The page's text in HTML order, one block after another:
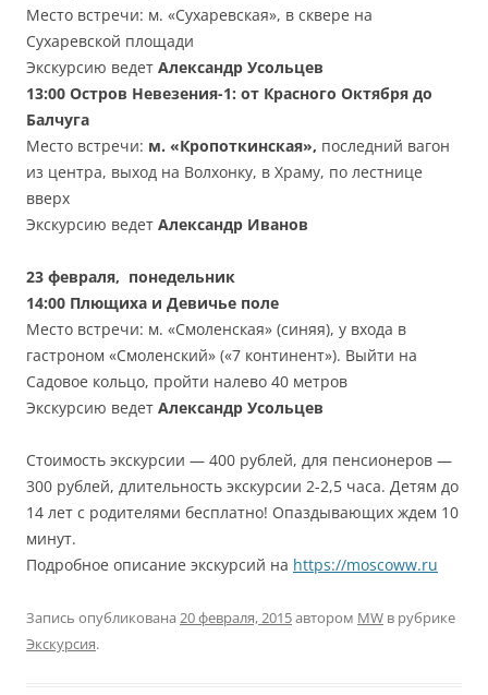
Место встречи: м. «Сухаревская», в сквере на
Сухаревской площади
Экскурсию ведет Александр Усольцев
13:00 Остров Невезения-1: от Красного Октября до
Балчуга
Место встречи: м. «Кропоткинская», последний вагон
из центра, выход на Волхонку, в Храму, по лестнице
вверх
Экскурсию ведет Александр Иванов
23 февраля, понедельник
14:00 Плющиха и Девичье поле
Место встречи: м. «Смоленская» (синяя), у входа в
гастроном «Смоленский» («7 континент»). Выйти на
Садовое кольцо, пройти налево 40 метров
Экскурсию ведет Александр Усольцев
Стоимость экскурсии — 400 рублей, для пенсионеров —
300 рублей, длительность экскурсии 2-2,5 часа. Детям до
14 лет с родителями бесплатно! Опаздывающих ждем 10
минут.
Подробное описание экскурсий на https://moscoww.ru
Запись опубликована 20 февраля, 2015автором MW в рубрике
Экскурсия.